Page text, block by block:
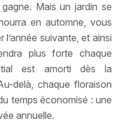
Mais un jardin se
en automne, vous
suivante, et ainsi
plus forte chaque
est amorti dès la
delà, chaque floraison
temps économisé : une
annuelle.